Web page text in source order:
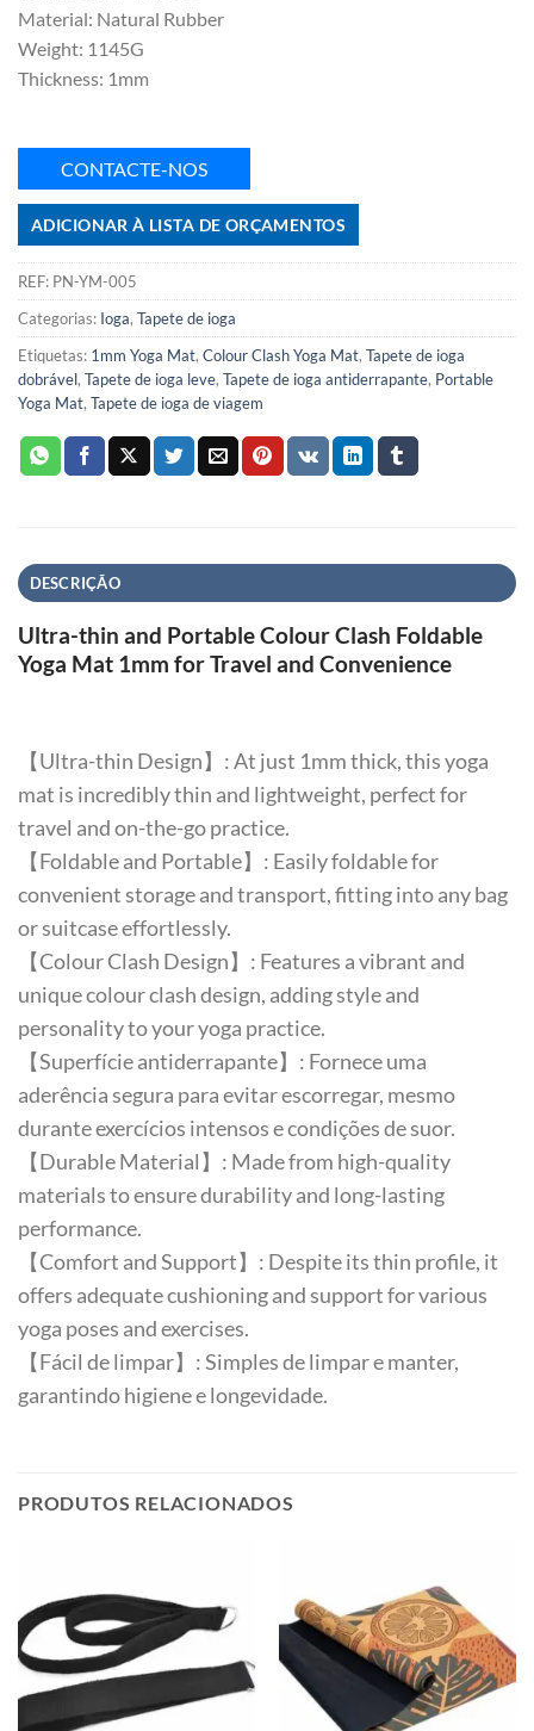
Material: Natural Rubber
Weight: 1145G
Thickness: 1mm
CONTACTE-NOS
ADICIONAR À LISTA DE ORÇAMENTOS
REF: PN-YM-005
Categorias: Ioga, Tapete de ioga
Etiquetas: 1mm Yoga Mat, Colour Clash Yoga Mat, Tapete de ioga
dobrável, Tapete de ioga leve, Tapete de ioga antiderrapante, Portable
Yoga Mat, Tapete de ioga de viagem
DESCRIÇÃO
Ultra-thin and Portable Colour Clash Foldable
Yoga Mat 1mm for Travel and Convenience
【Ultra-thin Design】: At just 1mm thick, this yoga
mat is incredibly thin and lightweight, perfect for
travel and on-the-go practice.
【Foldable and Portable】: Easily foldable for
convenient storage and transport, fitting into any bag
or suitcase effortlessly.
【Colour Clash Design】: Features a vibrant and
unique colour clash design, adding style and
personality to your yoga practice.
【Superfície antiderrapante】: Fornece uma
aderência segura para evitar escorregar, mesmo
durante exercícios intensos e condições de suor.
【Durable Material】: Made from high-quality
materials to ensure durability and long-lasting
performance.
【Comfort and Support】: Despite its thin profile, it
offers adequate cushioning and support for various
yoga poses and exercises.
【Fácil de limpar】: Simples de limpar e manter,
garantindo higiene e longevidade.
PRODUTOS RELACIONADOS